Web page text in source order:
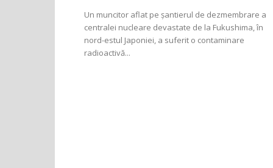
Un muncitor aflat pe şantierul de dezmembrare a
centralei nucleare devastate de la Fukushima, în
nord-estul Japoniei, a suferit o contaminare
radioactivă...